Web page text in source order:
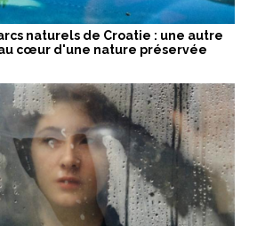
naturels de Croatie : une autre
cœur d'une nature préservée